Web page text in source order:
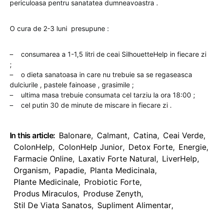
periculoasa pentru sanatatea dumneavoastra .
O cura de 2-3 luni presupune :
– consumarea a 1-1,5 litri de ceai SilhouetteHelp in fiecare zi
;
– o dieta sanatoasa in care nu trebuie sa se regaseasca
dulciurile , pastele fainoase , grasimile ;
– ultima masa trebuie consumata cel tarziu la ora 18:00 ;
– cel putin 30 de minute de miscare in fiecare zi .
In this article: Balonare, Calmant, Catina, Ceai Verde,
ColonHelp, ColonHelp Junior, Detox Forte, Energie,
Farmacie Online, Laxativ Forte Natural, LiverHelp,
Organism, Papadie, Planta Medicinala,
Plante Medicinale, Probiotic Forte,
Produs Miraculos, Produse Zenyth,
Stil De Viata Sanatos, Supliment Alimentar,